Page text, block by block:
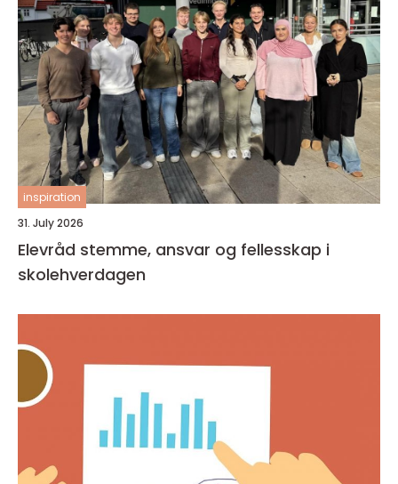
inspiration
31. July 2026
Elevråd stemme, ansvar og fellesskap i
skolehverdagen